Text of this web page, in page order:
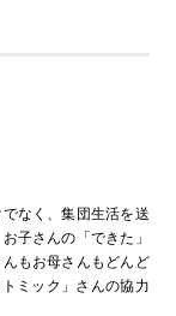
なく、集団生活を送
子さんの「できた」
もお母さんもどんど
ミック」さんの協力